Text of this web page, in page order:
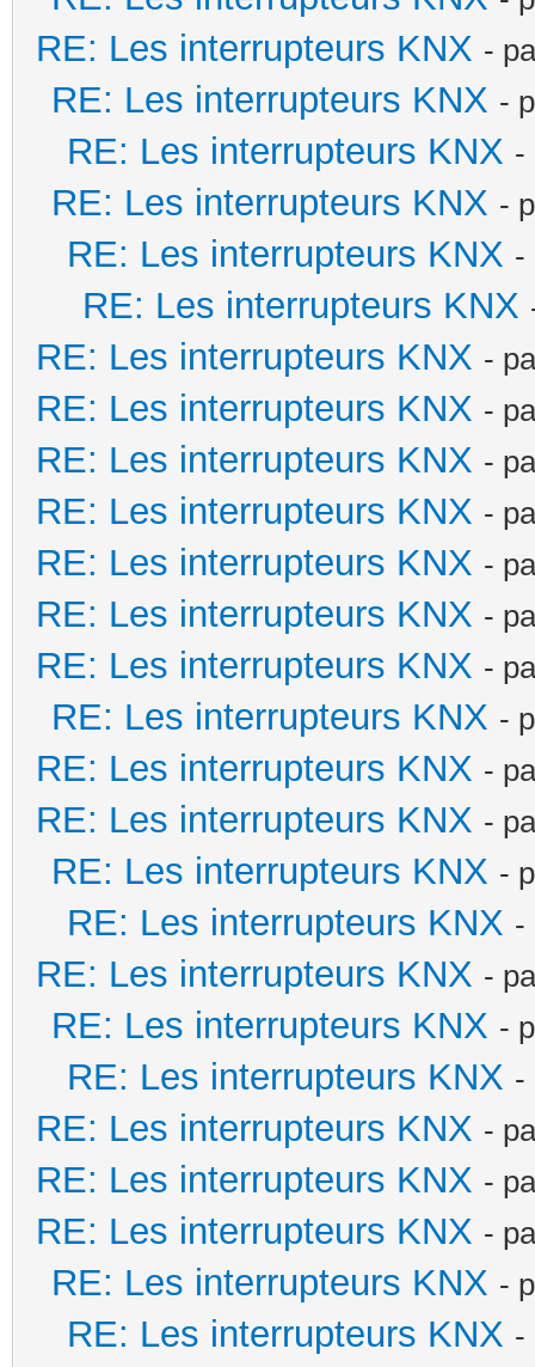
RE: Les interrupteurs KNX -
RE: Les interrupteurs KNX -
RE: Les interrupteurs KNX -
RE: Les interrupteurs KNX -
RE: Les interrupteurs KNX -
RE: Les interrupteurs KNX
RE: Les interrupteurs KNX -
RE: Les interrupteurs KNX -
RE: Les interrupteurs KNX -
RE: Les interrupteurs KNX -
RE: Les interrupteurs KNX -
RE: Les interrupteurs KNX -
RE: Les interrupteurs KNX -
RE: Les interrupteurs KNX -
RE: Les interrupteurs KNX -
RE: Les interrupteurs KNX -
RE: Les interrupteurs KNX -
RE: Les interrupteurs KNX -
RE: Les interrupteurs KNX -
RE: Les interrupteurs KNX -
RE: Les interrupteurs KNX -
RE: Les interrupteurs KNX -
RE: Les interrupteurs KNX -
RE: Les interrupteurs KNX -
RE: Les interrupteurs KNX -
RE: Les interrupteurs KNX -